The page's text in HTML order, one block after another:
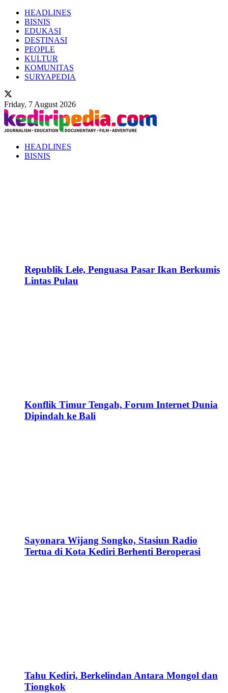
HEADLINES
BISNIS
EDUKASI
DESTINASI
PEOPLE
KULTUR
KOMUNITAS
SURYAPEDIA
Friday, 7 August 2026
HEADLINES
BISNIS
Republik Lele, Penguasa Pasar Ikan Berkumis
Lintas Pulau
Konflik Timur Tengah, Forum Internet Dunia
Dipindah ke Bali
Sayonara Wijang Songko, Stasiun Radio
Tertua di Kota Kediri Berhenti Beroperasi
Tahu Kediri, Berkelindan Antara Mongol dan
Tiongkok